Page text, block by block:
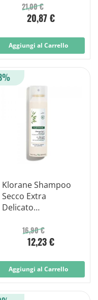
cuoio capelluto
200 ml
21,00 €
20,87 €
Aggiungi al Carrello
Klorane Shampoo
Secco Extra
Delicato
Tutti I Tipi di
Capelli Spray
16,90 €
12,23 €
Aggiungi al Carrello